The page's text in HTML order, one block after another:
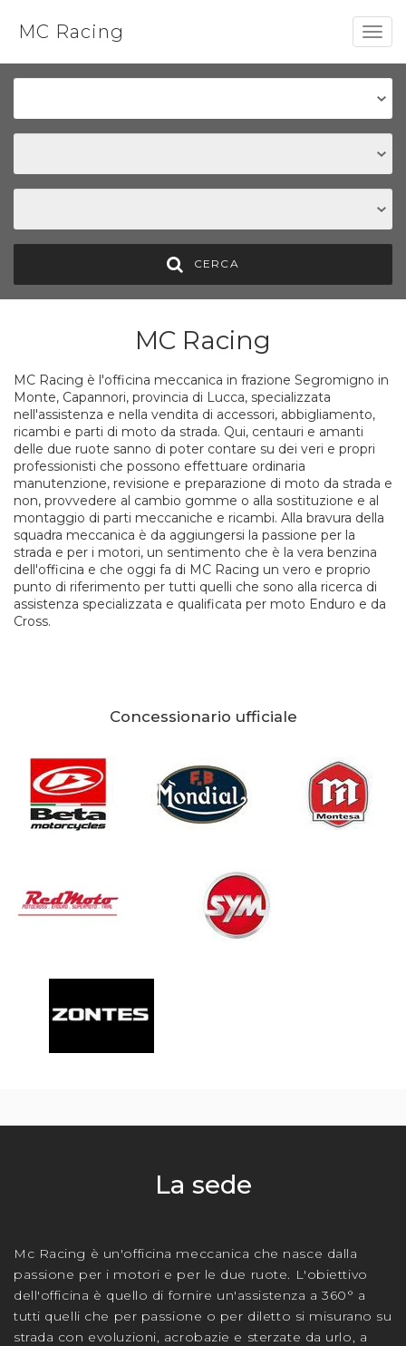
MC Racing
CERCA
MC Racing
MC Racing è l'officina meccanica in frazione Segromigno in
Monte, Capannori, provincia di Lucca, specializzata
nell'assistenza e nella vendita di accessori, abbigliamento,
ricambi e parti di moto da strada. Qui, centauri e amanti
delle due ruote sanno di poter contare su dei veri e propri
professionisti che possono effettuare ordinaria
manutenzione, revisione e preparazione di moto da strada e
non, provvedere al cambio gomme o alla sostituzione e al
montaggio di parti meccaniche e ricambi. Alla bravura della
squadra meccanica è da aggiungersi la passione per la
strada e per i motori, un sentimento che è la vera benzina
dell'officina e che oggi fa di MC Racing un vero e proprio
punto di riferimento per tutti quelli che sono alla ricerca di
assistenza specializzata e qualificata per moto Enduro e da
Cross.
Concessionario ufficiale
La sede
Mc Racing è un'officina meccanica che nasce dalla
passione per i motori e per le due ruote. L'obiettivo
dell'officina è quello di fornire un'assistenza a 360° a
tutti quelli che per passione o per diletto si misurano su
strada con evoluzioni, acrobazie e sterzate da urlo, a